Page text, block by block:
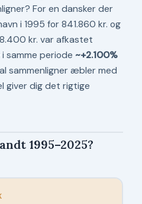
For en dansker der
i 1995 for 841.860 kr. og
kr. var afkastet
samme periode ~+2.100%
sammenligner æbler med
giver dig det rigtige
1995–2025?